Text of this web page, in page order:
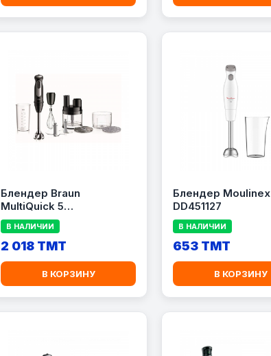
Блендер Braun
MultiQuick 5
MQ55755MBK
В НАЛИЧИИ
2 018 TMT
В КОРЗИНУ
Блендер Moulinex
DD451127
В НАЛИЧИИ
653 TMT
В КОРЗИНУ